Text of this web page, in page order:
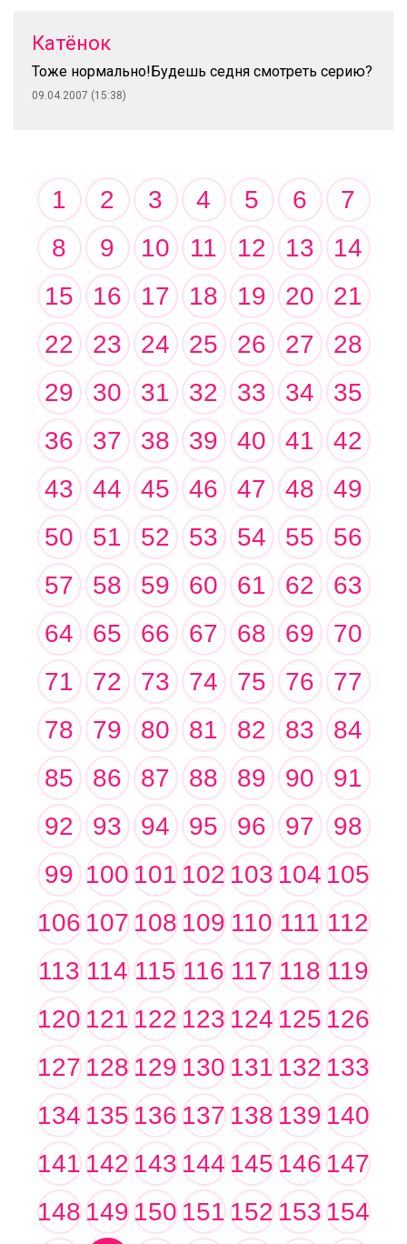
Катёнок
Тоже нормально!Будешь седня смотреть серию?
09.04.2007 (15:38)
1 2 3 4 5 6
7
8
9 10 11 12 13
14
15
16 17 18 19 20
21
22
23 24 25 26 27
28
29
30 31 32 33 34
35
36
37 38 39 40 41
42
43
44 45 46 47 48
49
50
51 52 53 54 55
56
57
58 59 60 61 62
63
64
65 66 67 68 69
70
71
72 73 74 75 76
77
78
79 80 81 82 83
84
85
86 87 88 89 90
91
92
93 94 95 96 97
98
99 100101102103104105
106107108109110 111 112
113 114 115 116 117 118 119
120121122123124125126
127128129130131132133
134135136137138139140
141142143144145146147
148149150151152153154